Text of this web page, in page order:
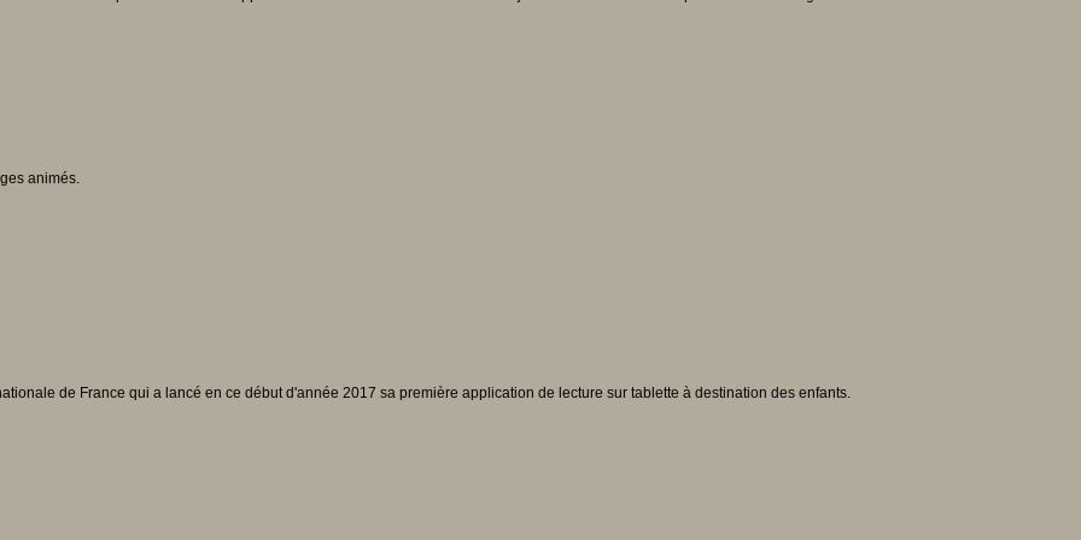
animés.
de France qui a lancé en ce début d'année 2017 sa première application de lecture sur tablette à destination des enfants.